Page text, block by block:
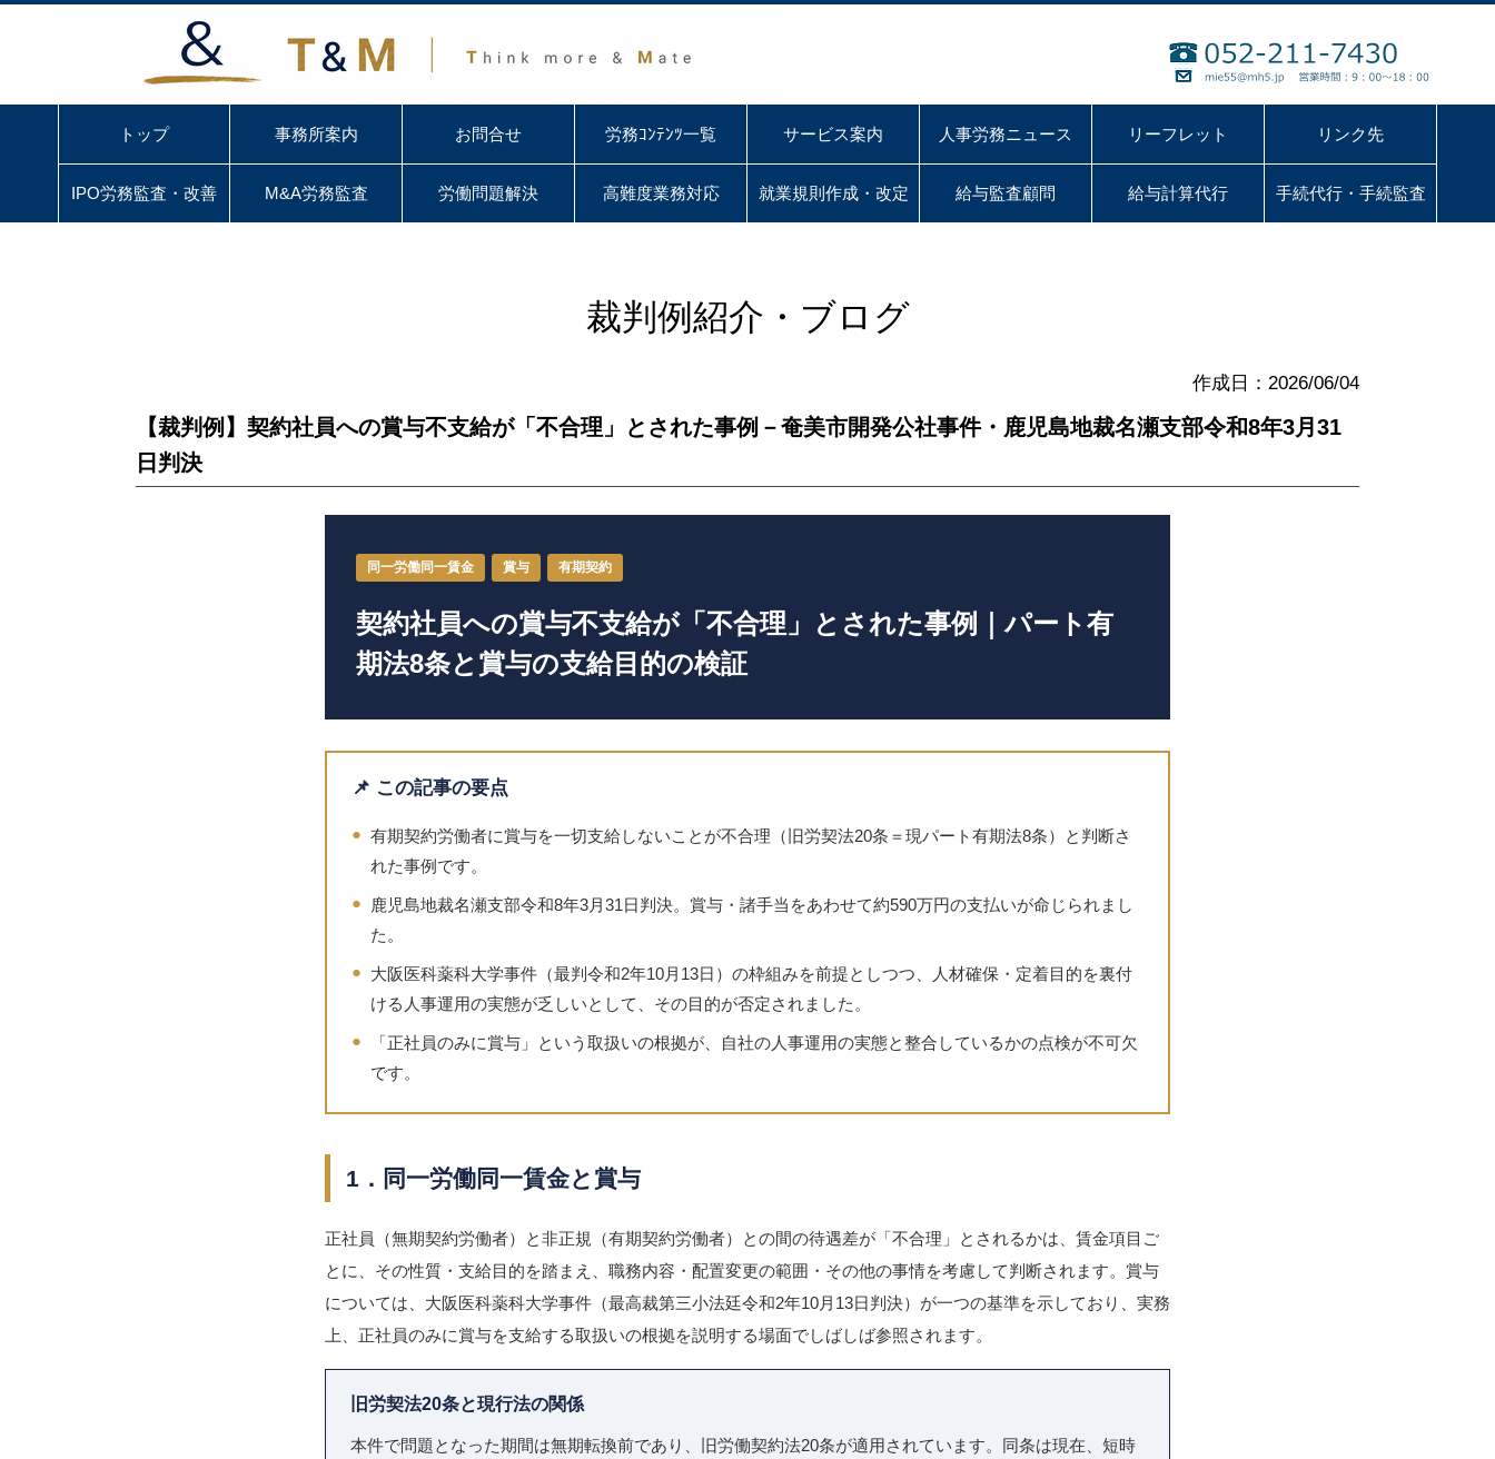
トップ 事務所案内 お問合せ 労務ｺﾝﾃﾝﾂ一覧 サービス案内 人事労務ニュース リーフレット リンク先
IPO労務監査・改善 M&A労務監査 労働問題解決 高難度業務対応 就業規則作成・改定 給与監査顧問 給与計算代行 手続代行・手続監査
裁判例紹介・ブログ
作成日：2026/06/04
【裁判例】契約社員への賞与不支給が「不合理」とされた事例－奄美市開発公社事件・鹿児島地裁名瀬支部令和8年3月31
日判決
同一労働同一賃金 賞与 有期契約
契約社員への賞与不支給が「不合理」とされた事例｜パート有
期法8条と賞与の支給目的の検証
📌 この記事の要点
● 有期契約労働者に賞与を一切支給しないことが不合理（旧労契法20条＝現パート有期法8条）と判断さ
れた事例です。
●
鹿児島地裁名瀬支部令和8年3月31日判決。賞与・諸手当をあわせて約590万円の支払いが命じられまし
た。
● 大阪医科薬科大学事件（最判令和2年10月13日）の枠組みを前提としつつ、人材確保・定着目的を裏付
ける人事運用の実態が乏しいとして、その目的が否定されました。
●
「正社員のみに賞与」という取扱いの根拠が、自社の人事運用の実態と整合しているかの点検が不可欠
です。
1．同一労働同一賃金と賞与
正社員（無期契約労働者）と非正規（有期契約労働者）との間の待遇差が「不合理」とされるかは、賃金項目ご
とに、その性質・支給目的を踏まえ、職務内容・配置変更の範囲・その他の事情を考慮して判断されます。賞与
については、大阪医科薬科大学事件（最高裁第三小法廷令和2年10月13日判決）が一つの基準を示しており、実務
上、正社員のみに賞与を支給する取扱いの根拠を説明する場面でしばしば参照されます。
旧労契法20条と現行法の関係
本件で問題となった期間は無期転換前であり、旧労働契約法20条が適用されています。同条は現在、短時